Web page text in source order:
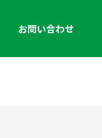
お問い合わせ